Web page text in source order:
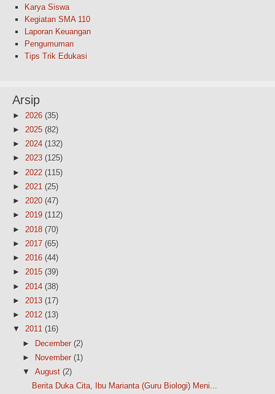
Karya Siswa
Kegiatan SMA 110
Laporan Keuangan
Pengumuman
Tips Trik Edukasi
Arsip
► 2026 (35)
► 2025 (82)
► 2024 (132)
► 2023 (125)
► 2022 (115)
► 2021 (25)
► 2020 (47)
► 2019 (112)
► 2018 (70)
► 2017 (65)
► 2016 (44)
► 2015 (39)
► 2014 (38)
► 2013 (17)
► 2012 (13)
▼
2011 (16)
► December (2)
►
November (1)
▼
August (2)
Berita Duka Cita, Ibu Marianta (Guru Biologi) Meni...